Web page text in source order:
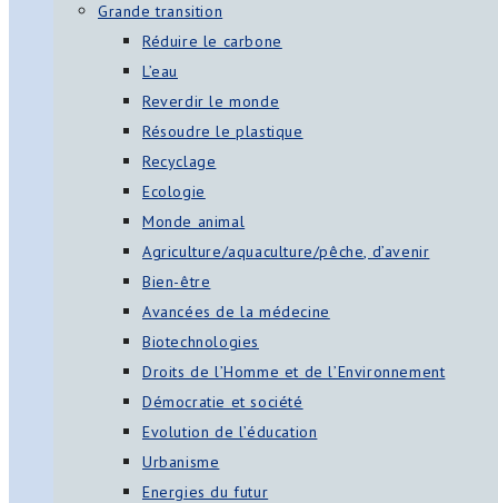
Grande transition
Réduire le carbone
L’eau
Reverdir le monde
Résoudre le plastique
Recyclage
Ecologie
Monde animal
Agriculture/aquaculture/pêche, d’avenir
Bien-être
Avancées de la médecine
Biotechnologies
Droits de l’Homme et de l’Environnement
Démocratie et société
Evolution de l’éducation
Urbanisme
Energies du futur